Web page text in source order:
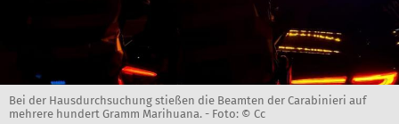
Bei der Hausdurchsuchung stießen die Beamten der Carabinieri auf
mehrere hundert Gramm Marihuana. - Foto: © Cc